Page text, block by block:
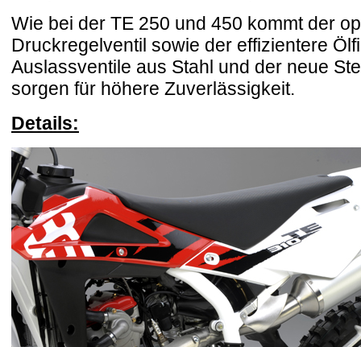
Wie bei der TE 250 und 450 kommt der
Druckregelventil sowie der effizientere
Auslassventile aus Stahl und der neue
sorgen für höhere Zuverlässigkeit.
Details: